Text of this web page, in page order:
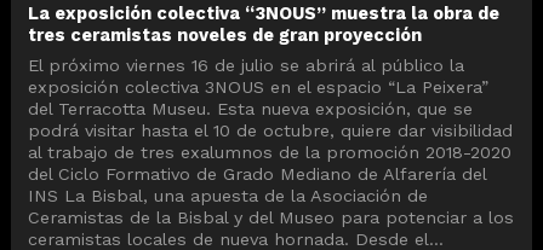
La exposición colectiva “3NOUS” muestra la obra de
tres ceramistas noveles de gran proyección
El próximo viernes 16 de julio se abrirá al público la
exposición colectiva 3NOUS en el espacio “La Peixera”
del Terracotta Museu. Esta nueva exposición, que se
podrá visitar hasta el 10 de octubre, quiere dar visibilidad
al trabajo de tres exalumnos de la promoción 2018-2020
del Ciclo Formativo de Grado Mediano de Alfarería del
INS La Bisbal, una apuesta de la Asociación de
Ceramistas de la Bisbal y del Museo para potenciar a los
ceramistas locales de nueva hornada. Desde el...